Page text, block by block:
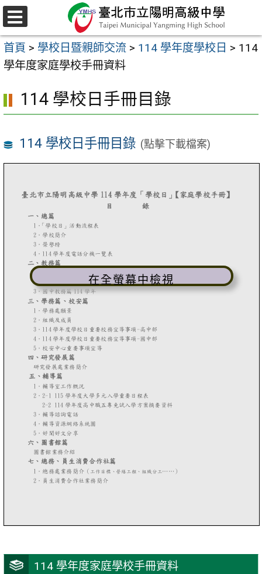
跳
至
主
要
容
區
選
單
首頁 > 學校日暨親師交流 > 114 學年度學校日 > 114
學年度家庭學校手冊資料
114 學年度家庭學校手冊資料
114 學校日手冊目錄
114 學校日手冊目錄 (點擊下載檔案)
在全螢幕中檢視